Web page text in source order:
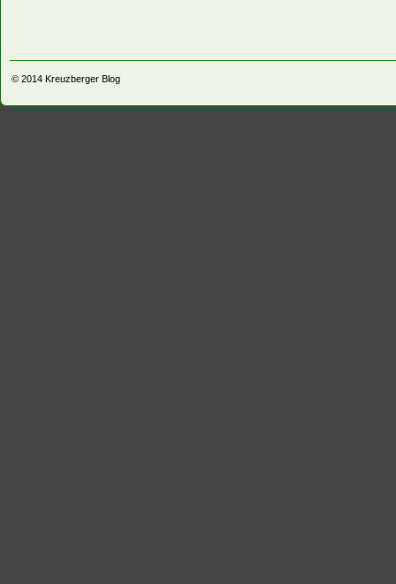
© 2014 Kreuzberger Blog